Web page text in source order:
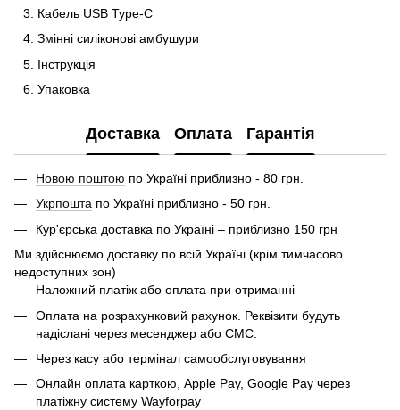
Кабель USB Type-C
Змінні силіконові амбушури
Інструкція
Упаковка
Доставка Оплата Гарантія
Новою поштою по Україні приблизно - 80 грн.
Укрпошта по Україні приблизно - 50 грн.
Кур'єрська доставка по Україні – приблизно 150 грн
Ми здійснюємо доставку по всій Україні (крім тимчасово
недоступних зон)
Наложний платіж або оплата при отриманні
Оплата на розрахунковий рахунок. Реквізити будуть
надіслані через месенджер або СМС.
Через касу або термінал самообслуговування
Онлайн оплата карткою, Apple Pay, Google Pay через
платіжну систему Wayforpay